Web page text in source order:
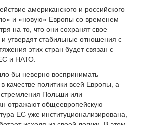
американского и российского
и «новую» Европы со временем
на то, что они сохранят свое
утвердят стабильные отношения с
этих стран будет связан с
и НАТО.
бы неверно воспринимать
качестве политики всей Европы, а
стремления Польши или
отражают общеевропейскую
ЕС уже институционализирована,